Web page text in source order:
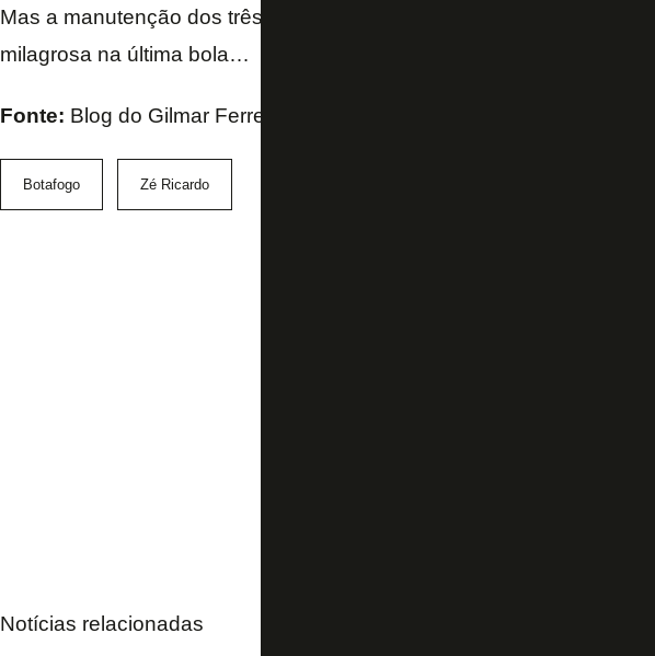
Mas a manutenção dos três pontos foi obra de Gatito Fernandez,
milagrosa na última bola…
Fonte: Blog do Gilmar Ferreira - Extra Online
Botafogo Zé Ricardo
Notícias relacionadas